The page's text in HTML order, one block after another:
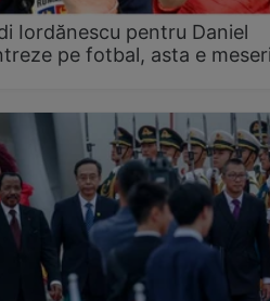
Iordănescu pentru Daniel
pe fotbal, asta e